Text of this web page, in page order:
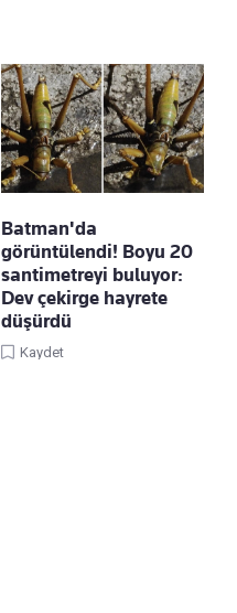
Batman'da
görüntülendi! Boyu 20
santimetreyi buluyor:
Dev çekirge hayrete
düşürdü
Kaydet